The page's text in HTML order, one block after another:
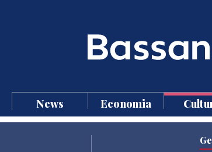
News Economia